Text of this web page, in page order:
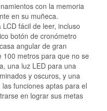
con la memoria
en su muñeca.
fácil de leer, incluso
botón de cronómetro
angular de gran
100 metros para que no se
una luz LED para una
y oscuros, y una
funciones aptas para el
en lograr sus metas